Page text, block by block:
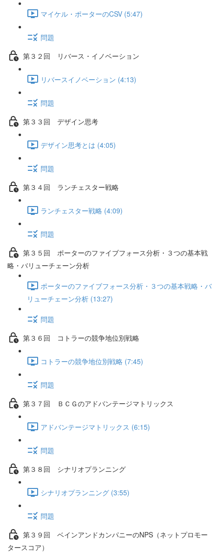
マイケル・ポーターのCSV (5:47)
問題
第３２回 リバース・イノベーション
リバースイノベーション (4:13)
問題
第３３回 デザイン思考
デザイン思考とは (4:05)
問題
第３４回 ランチェスター戦略
ランチェスター戦略 (4:09)
問題
第３５回 ポーターのファイブフォース分析・３つの基本戦
略・バリューチェーン分析
ポーターのファイブフォース分析・３つの基本戦略・バ
リューチェーン分析 (13:27)
問題
第３６回 コトラーの競争地位別戦略
コトラーの競争地位別戦略 (7:45)
問題
第３７回 ＢＣＧのアドバンテージマトリックス
アドバンテージマトリックス (6:15)
問題
第３８回 シナリオプランニング
シナリオプランニング (3:55)
問題
第３９回 ベインアンドカンパニーのNPS（ネットプロモー
タースコア）